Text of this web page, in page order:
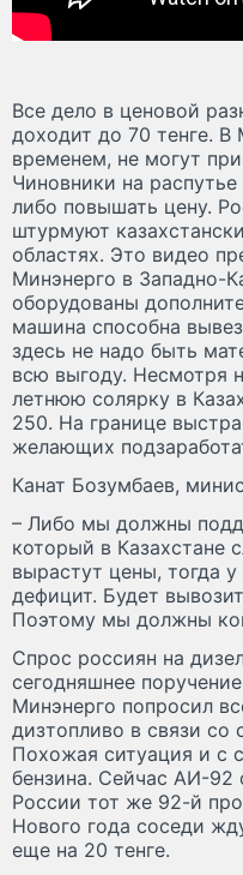
Все дело в ценовой
доходит до 70 тенге. В
временем, не могут
Чиновники на
либо повышать цену.
штурмуют
областях. Это видео
Минэнерго в Западно-
оборудованы
машина способна
здесь не надо быть
всю выгоду. Несмотря
летнюю солярку в
250. На границе
желающих
Канат Бозумбаев,
– Либо мы должны
который в Казахстане
вырастут цены, тогда
дефицит. Будет
Поэтому мы должны
Спрос россиян на
сегодняшнее
Минэнерго попросил
дизтопливо в связи со
Похожая ситуация и с
бензина. Сейчас АИ-92
России тот же 92-й
Нового года соседи
еще на 20 тенге.